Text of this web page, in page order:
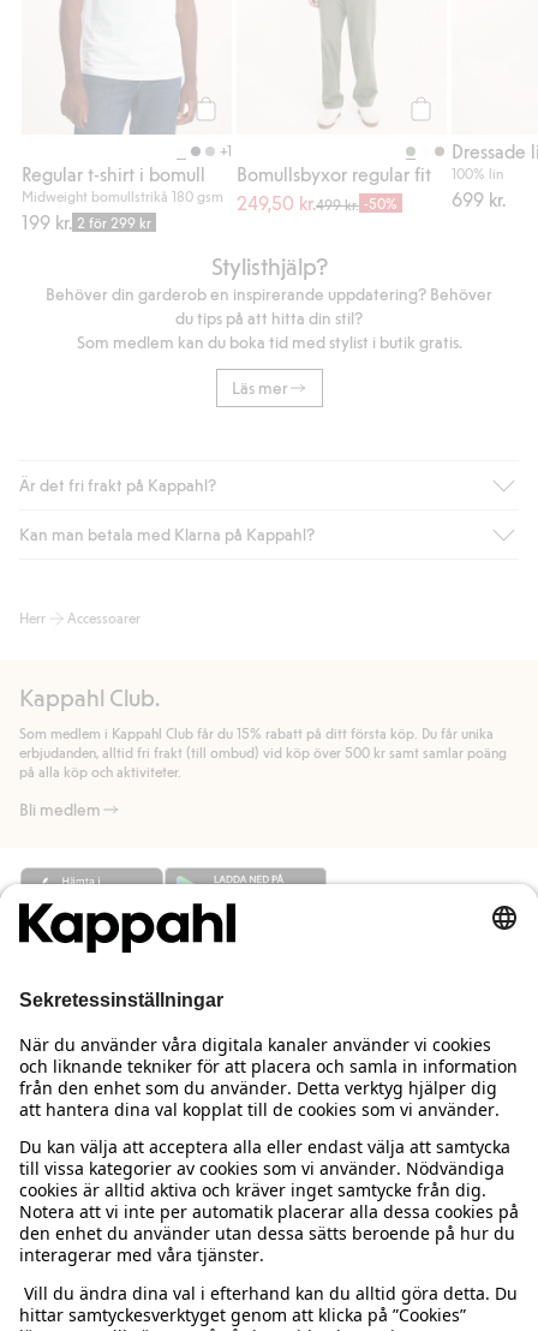
+1
Regular t-shirt i bomull
Midweight bomullstrikå 180 gsm
199 kr. 2 för 299 kr
Bomullsbyxor regular fit
249,50 kr.499 kr. -50%
Dressade
100% lin
699 kr.
Stylisthjälp?
Behöver din garderob en inspirerande uppdatering? Behöver
du tips på att hitta din stil?
Som medlem kan du boka tid med stylist i butik gratis.
Läs mer
Är det fri frakt på Kappahl?
Är du medlem i Kappahl Club har du alltid gratis frakt till butik
automatik efter du loggat in och identifierats som medlem.
handlar för.
Läs mer
Kan man betala med Klarna på Kappahl?
bland annat faktura och swish men även andra betalningssätt.
allmänna villkor.
Läs mer
Herr Accessoarer
Kappahl Club.
Som medlem i Kappahl Club får du 15% rabatt på ditt första köp. Du får unika
erbjudanden, alltid fri frakt (till ombud) vid köp över 500 kr samt samlar poäng
på alla köp och aktiviteter.
Bli medlem
Behöver du hjälp?
Kundservice
Vanliga frågor
Beställning & retur
Kontakta oss
Hitta butik
Kappahl Club
Logga in
Kappahl Club
Medlemsvillkor
Om oss
Om Kappahl Group
Villkor & policy
Köpvillkor Sverige
Mer från oss